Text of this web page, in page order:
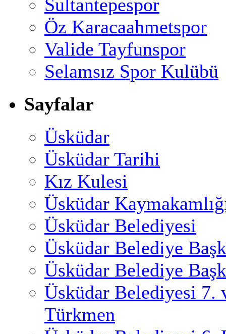
Sultantepespor
Öz Karacaahmetspor
Valide Tayfunspor
Selamsız Spor Kulübü
Sayfalar
Üsküdar
Üsküdar Tarihi
Kız Kulesi
Üsküdar
Üsküdar Belediyesi
Üsküdar Belediye
Üsküdar Belediye
Üsküdar Belediyesi 7.
Türkmen